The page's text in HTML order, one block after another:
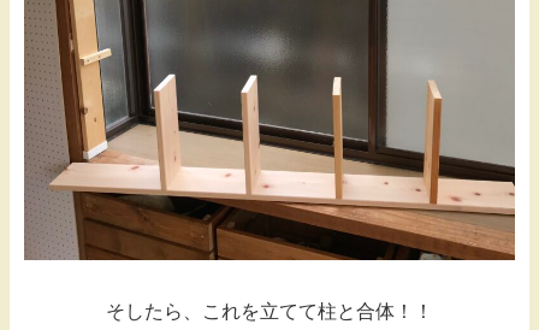
そしたら、これを立てて柱と合体！！